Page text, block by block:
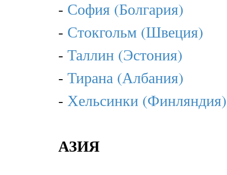
- София (Болгария)
- Стокгольм (Швеция)
- Таллин (Эстония)
- Тирана (Албания)
- Хельсинки (Финляндия)
АЗИЯ